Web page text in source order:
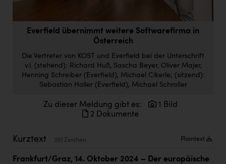
ERLUS AG
Firmenradl
Fristads Austria
HIG Infomotion Group
Immotech
INTERSPAR
Everfield übernimmt weitere Softwarefirma in
Österreich
Die Vertreter von KOST und Everfield bei der Unterschrift
v.l. (stehend): Richard Huß, Sascha Beyer, Oliver Majer,
Henning Schreiber (Everfield), Michael Cikerle; (sitzend):
Sebastian Holler (Everfield), Michael Schroller
Zu dieser Meldung gibt es:
1 Bild
2 Dokumente
Kurztext 351 Zeichen Plaintext
Frankfurt/Graz, 14. Oktober 2024 – Der europäische